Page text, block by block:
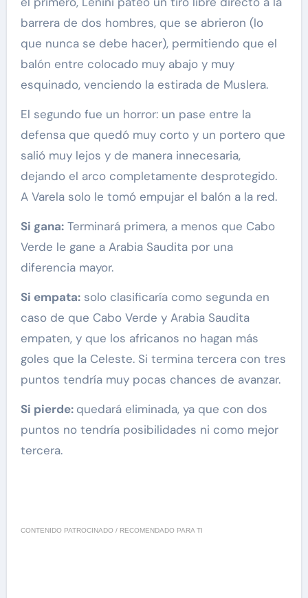
barrera de dos hombres, que se abrieron (lo
que nunca se debe hacer), permitiendo que el
balón entre colocado muy abajo y muy
esquinado, venciendo la estirada de Muslera.
El segundo fue un horror: un pase entre la
defensa que quedó muy corto y un portero que
salió muy lejos y de manera innecesaria,
dejando el arco completamente desprotegido.
A Varela solo le tomó empujar el balón a la red.
Si gana:Terminará primera, a menos que Cabo
Verde le gane a Arabia Saudita por una
diferencia mayor.
Si empata:solo clasificaría como segunda en
caso de que Cabo Verde y Arabia Saudita
empaten, y que los africanos no hagan más
goles que la Celeste. Si termina tercera con tres
puntos tendría muy pocas chances de avanzar.
Si pierde: quedará eliminada, ya que con dos
puntos no tendría posibilidades ni como mejor
tercera.
CONTENIDO PATROCINADO / RECOMENDADO PARA TI